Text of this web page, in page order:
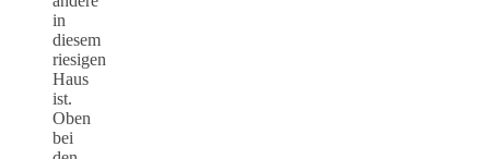
in
diesem
riesigen
Haus
ist.
Oben
bei